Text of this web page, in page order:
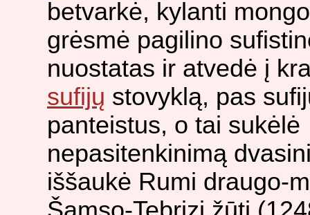
betvarkė, kylanti
grėsmė pagilino
nuostatas ir atvedė į
sufijų stovyklą, pas
panteistus, o tai sukėlė
nepasitenkinimą
iššaukė Rumi draugo-